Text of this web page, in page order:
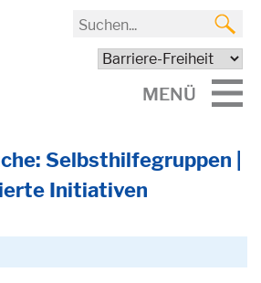
MENÜ
Selbsthilfegruppen |
Initiativen